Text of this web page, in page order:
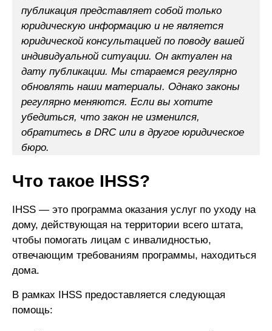
публикация представляет собой только
юридическую информацию и не является
юридической консультацией по поводу вашей
индивидуальной ситуации. Он актуален на
дату публикации. Мы стараемся регулярно
обновлять наши материалы. Однако законы
регулярно меняются. Если вы хотите
убедиться, что закон не изменился,
обратитесь в DRC или в другое юридическое
бюро.
Что такое IHSS?
IHSS — это программа оказания услуг по уходу на
дому, действующая на территории всего штата,
чтобы помогать лицам с инвалидностью,
отвечающим требованиям программы, находиться
дома.
В рамках IHSS предоставляется следующая
помощь: